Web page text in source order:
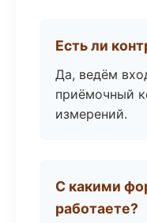
Есть ли
Да, ведём
приёмочный
измерений.
С какими
работаете?